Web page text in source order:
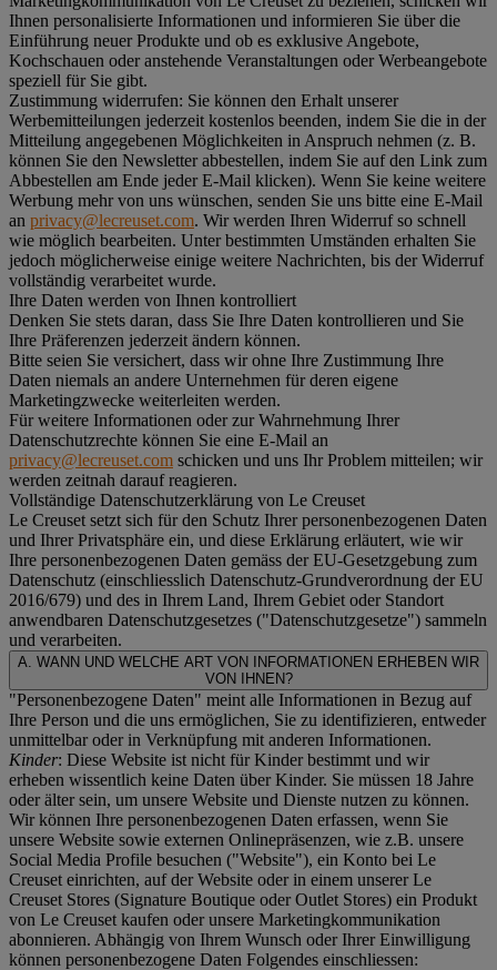
Ihnen personalisierte Informationen und informieren Sie über die
Einführung neuer Produkte und ob es exklusive Angebote,
Kochschauen oder anstehende Veranstaltungen oder Werbeangebote
speziell für Sie gibt.
Zustimmung widerrufen: Sie können den Erhalt unserer
Werbemitteilungen jederzeit kostenlos beenden, indem Sie die in der
Mitteilung angegebenen Möglichkeiten in Anspruch nehmen (z. B.
können Sie den Newsletter abbestellen, indem Sie auf den Link zum
Abbestellen am Ende jeder E-Mail klicken). Wenn Sie keine weitere
Werbung mehr von uns wünschen, senden Sie uns bitte eine E-Mail
an privacy@lecreuset.com. Wir werden Ihren Widerruf so schnell
wie möglich bearbeiten. Unter bestimmten Umständen erhalten Sie
jedoch möglicherweise einige weitere Nachrichten, bis der Widerruf
vollständig verarbeitet wurde.
Ihre Daten werden von Ihnen kontrolliert
Denken Sie stets daran, dass Sie Ihre Daten kontrollieren und Sie
Ihre Präferenzen jederzeit ändern können.
Bitte seien Sie versichert, dass wir ohne Ihre Zustimmung Ihre
Daten niemals an andere Unternehmen für deren eigene
Marketingzwecke weiterleiten werden.
Für weitere Informationen oder zur Wahrnehmung Ihrer
Datenschutzrechte können Sie eine E-Mail an
privacy@lecreuset.com schicken und uns Ihr Problem mitteilen; wir
werden zeitnah darauf reagieren.
Vollständige Datenschutzerklärung von Le Creuset
Le Creuset setzt sich für den Schutz Ihrer personenbezogenen Daten
und Ihrer Privatsphäre ein, und diese Erklärung erläutert, wie wir
Ihre personenbezogenen Daten gemäss der EU-Gesetzgebung zum
Datenschutz (einschliesslich Datenschutz-Grundverordnung der EU
2016/679) und des in Ihrem Land, Ihrem Gebiet oder Standort
anwendbaren Datenschutzgesetzes ("Datenschutzgesetze") sammeln
und verarbeiten.
A. WANN UND WELCHE ART VON INFORMATIONEN ERHEBEN WIR
VON IHNEN?
"Personenbezogene Daten" meint alle Informationen in Bezug auf
Ihre Person und die uns ermöglichen, Sie zu identifizieren, entweder
unmittelbar oder in Verknüpfung mit anderen Informationen.
Kinder: Diese Website ist nicht für Kinder bestimmt und wir
erheben wissentlich keine Daten über Kinder. Sie müssen 18 Jahre
oder älter sein, um unsere Website und Dienste nutzen zu können.
Wir können Ihre personenbezogenen Daten erfassen, wenn Sie
unsere Website sowie externen Onlinepräsenzen, wie z.B. unsere
Social Media Profile besuchen ("Website"), ein Konto bei Le
Creuset einrichten, auf der Website oder in einem unserer Le
Creuset Stores (Signature Boutique oder Outlet Stores) ein Produkt
von Le Creuset kaufen oder unsere Marketingkommunikation
abonnieren. Abhängig von Ihrem Wunsch oder Ihrer Einwilligung
können personenbezogene Daten Folgendes einschliessen: